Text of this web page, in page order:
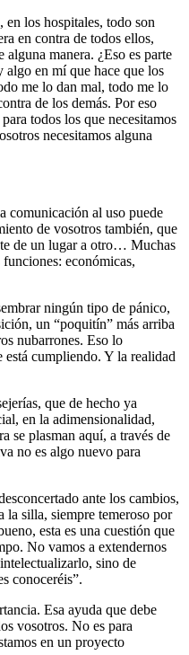
los hospitales, todo son
en contra de todos ellos,
alguna manera. ¿Eso es parte
algo en mí que hace que los
me lo dan mal, todo me lo
de los demás. Por eso
todos los que necesitamos
necesitamos alguna
comunicación al uso puede
de vosotros también, que
de un lugar a otro… Muchas
económicas,
ningún tipo de pánico,
un “poquitín” más arriba
nubarrones. Eso lo
está cumpliendo. Y la realidad
que de hecho ya
en la adimensionalidad,
se plasman aquí, a través de
no es algo nuevo para
ante los cambios,
la silla, siempre temeroso por
esta es una cuestión que
No vamos a extendernos
sino de
conoceréis”.
Esa ayuda que debe
vosotros. No es para
en un proyecto